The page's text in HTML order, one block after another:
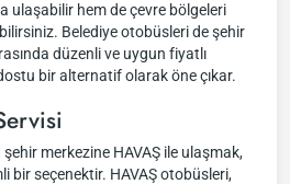
ulaşabilir hem de çevre bölgeleri
Belediye otobüsleri de şehir
düzenli ve uygun fiyatlı
bir alternatif olarak öne çıkar.
merkezine HAVAŞ ile ulaşmak,
bir seçenektir. HAVAŞ otobüsleri,